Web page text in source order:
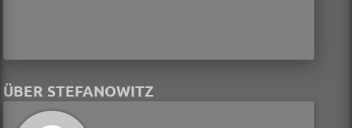
ÜBER STEFANOWITZ